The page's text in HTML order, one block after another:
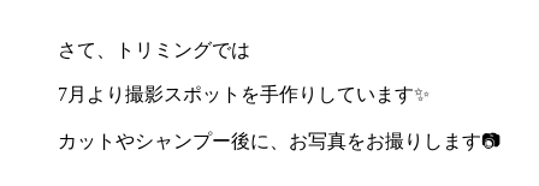
さて、トリミングでは
7月より撮影スポットを手作りしています✨
カットやシャンプー後に、お写真をお撮りします📷